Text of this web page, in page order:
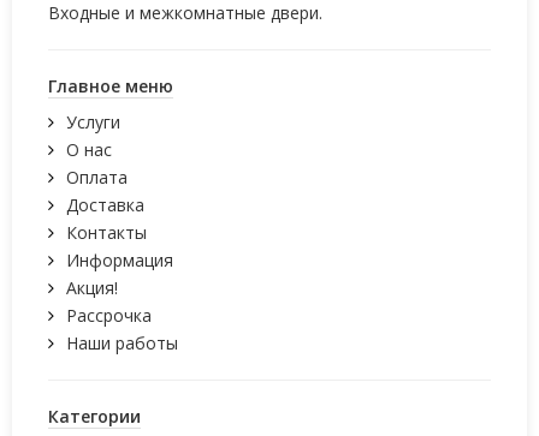
Входные и межкомнатные двери.
Главное меню
Услуги
О нас
Оплата
Доставка
Контакты
Информация
Акция!
Рассрочка
Наши работы
Категории